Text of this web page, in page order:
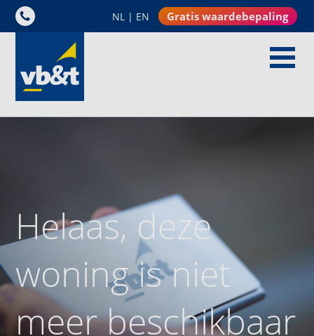
NL | EN Gratis waardebepaling
Helaas, deze
woning is niet
meer beschikbaar